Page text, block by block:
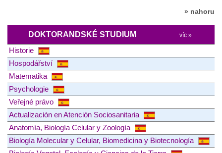
» nahoru
DOKTORANDSKÉ STUDIUM víc »
Historie
Hospodářství
Matematika
Psychologie
Veřejné právo
Actualización en Atención Sociosanitaria
Anatomía, Biología Celular y Zoología
Biología Molecular y Celular, Biomedicina y Biotecnología